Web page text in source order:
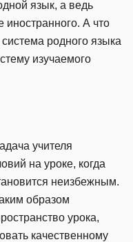
язык, а ведь
иностранного. А что
родного языка
изучаемого
учителя
на уроке, когда
неизбежным.
образом
урока,
качественному